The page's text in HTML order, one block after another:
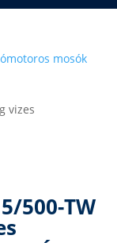
mosók
vizes
500-TW